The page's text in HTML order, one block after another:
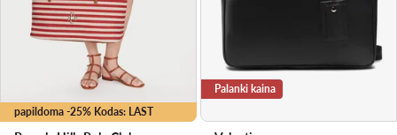
papildoma -25% Kodas: LAST
Palanki kaina